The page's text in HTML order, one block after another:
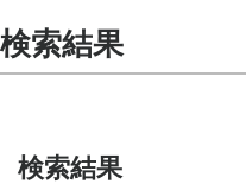
検索結果
検索結果